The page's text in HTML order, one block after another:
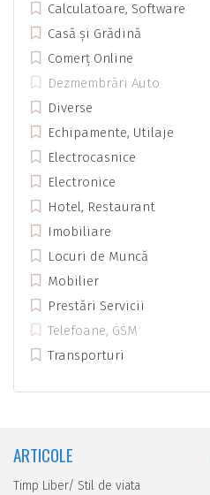
Calculatoare, Software
Casă și Grădină
Comerț Online
Dezmembrări Auto
Diverse
Echipamente, Utilaje
Electrocasnice
Electronice
Hotel, Restaurant
Imobiliare
Locuri de Muncă
Mobilier
Prestări Servicii
Telefoane, GSM
Transporturi
ARTICOLE
Timp Liber/ Stil de viata